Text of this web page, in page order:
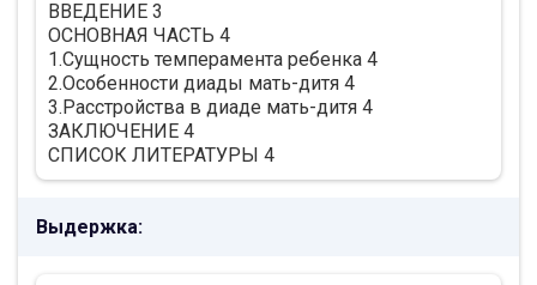
ВВЕДЕНИЕ 3
ОСНОВНАЯ ЧАСТЬ 4
1.Сущность темперамента ребенка 4
2.Особенности диады мать-дитя 4
3.Расстройства в диаде мать-дитя 4
ЗАКЛЮЧЕНИЕ 4
СПИСОК ЛИТЕРАТУРЫ 4
Выдержка: